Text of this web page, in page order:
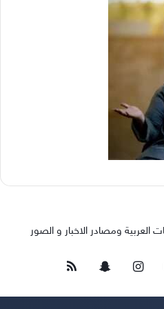
ومصادر الاخبار و الصور
انستقرامسناب
تشات
ملخص
الموقع